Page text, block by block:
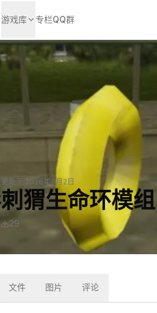
游戏库 专栏QQ群
更新于 2026年6月2日
猬生命环模组
29
文件 图片 评论